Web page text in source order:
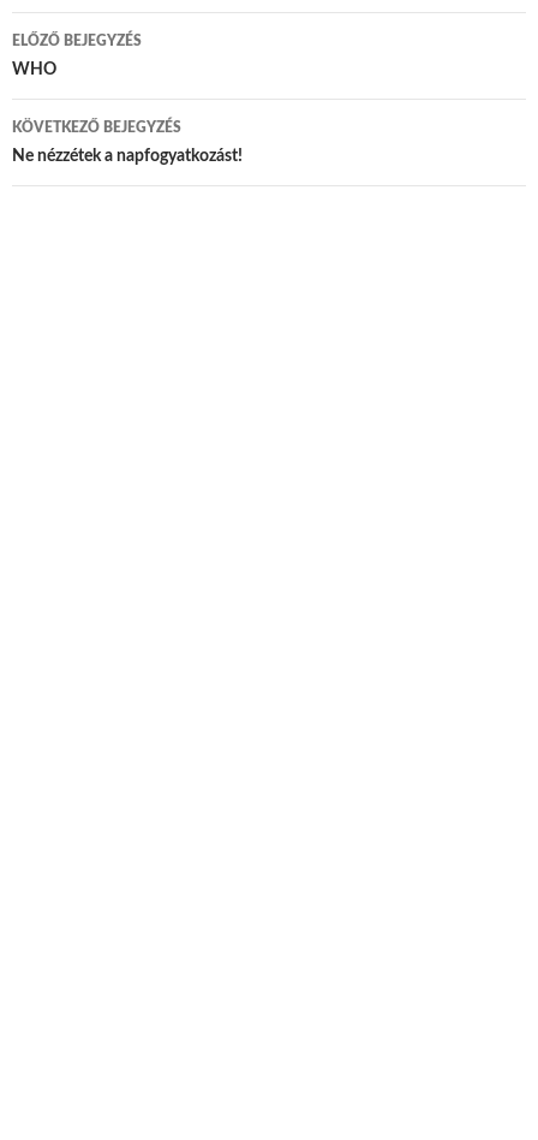
Bejegyzés navigáció
ELŐZŐ BEJEGYZÉS
WHO
KÖVETKEZŐ BEJEGYZÉS
Ne nézzétek a napfogyatkozást!